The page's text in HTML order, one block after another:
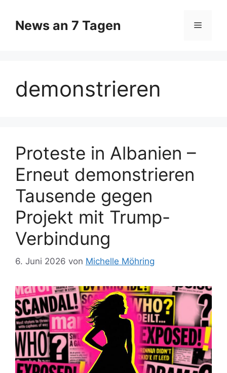
Inhalt
springen
News an 7 Tagen Menü
demonstrieren
Proteste in Albanien –
Erneut demonstrieren
Tausende gegen
Projekt mit Trump-
Verbindung
6. Juni 2026 von Michelle Möhring